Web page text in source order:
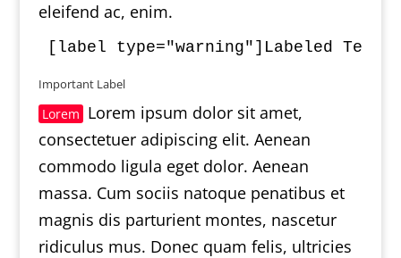
eleifend ac, enim.
Important Label
Lorem Lorem ipsum dolor sit amet,
consectetuer adipiscing elit. Aenean
commodo ligula eget dolor. Aenean
massa. Cum sociis natoque penatibus et
magnis dis parturient montes, nascetur
ridiculus mus. Donec quam felis, ultricies